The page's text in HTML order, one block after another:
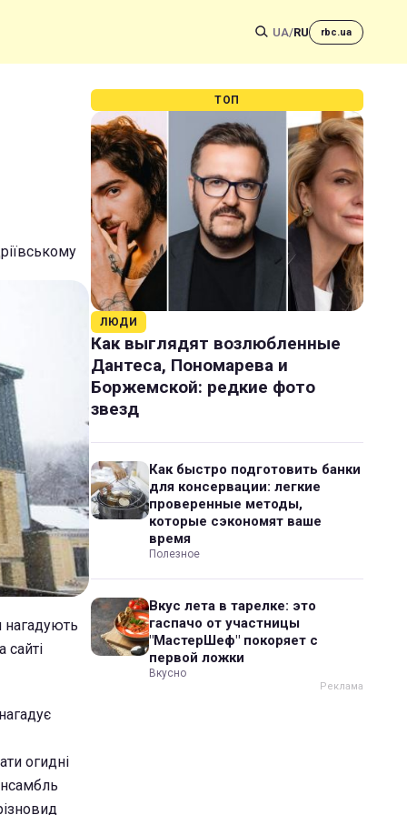
UA/RU rbc.ua
нагадують
сайті
огидні
ТОП
ЛЮДИ
Как выглядят возлюбленные
Дантеса, Пономарева и
Боржемской: редкие фото
звезд
Как быстро подготовить банки
для консервации: легкие
проверенные методы,
которые сэкономят ваше
время
Полезное
Вкус лета в тарелке: это
гаспачо от участницы
"МастерШеф" покоряет с
первой ложки
Вкусно